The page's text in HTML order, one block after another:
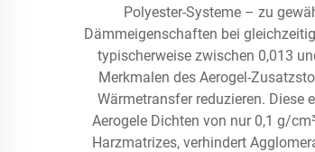
Polyester-Systeme – zu
Dämmeigenschaften bei
typischerweise zwischen 0,013
Merkmalen des Aerogel-
Wärmetransfer reduzieren.
Aerogele Dichten von nur 0,1 g/
Harzmatrizes, verhindert